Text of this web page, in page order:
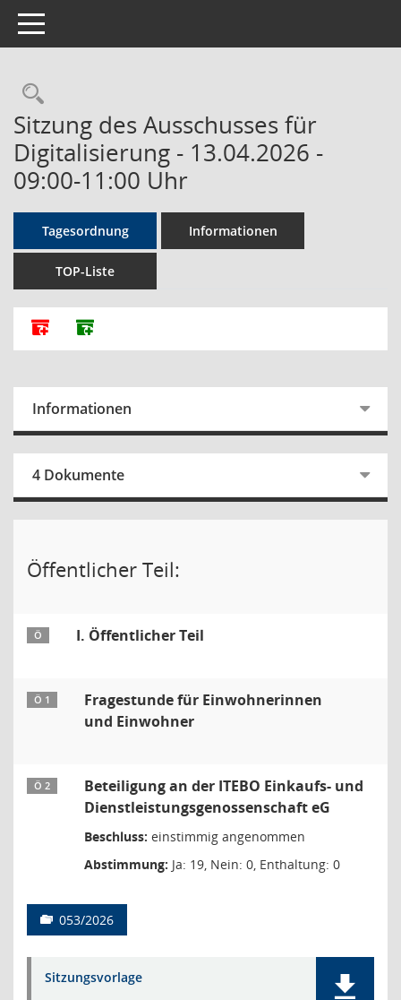
Toggle navigation
Rechercheauswahl
Sitzung des Ausschusses für
Digitalisierung - 13.04.2026 -
09:00-11:00 Uhr
Tagesordnung Informationen
TOP-Liste
Alle Dokumente zu dieser Sitzung zusammenfassen
Dokumente ohne Anlagen zusammenfassen
Informationen
4 Dokumente
Öffentlicher Teil:
Ö I. Öffentlicher Teil
Ö 1
Fragestunde für Einwohnerinnen
und Einwohner
Ö 2
Beteiligung an der ITEBO Einkaufs- und
Dienstleistungsgenossenschaft eG
Beschluss: einstimmig angenommen
Abstimmung: Ja: 19, Nein: 0, Enthaltung: 0
053/2026
Sitzungsvorlage